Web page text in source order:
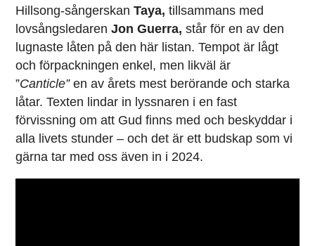
Hillsong-sångerskan Taya, tillsammans med
lovsångsledaren Jon Guerra, står för en av den
lugnaste låten på den här listan. Tempot är lågt
och förpackningen enkel, men likväl är
”Canticle” en av årets mest berörande och starka
låtar. Texten lindar in lyssnaren i en fast
förvissning om att Gud finns med och beskyddar i
alla livets stunder – och det är ett budskap som vi
gärna tar med oss även in i 2024.